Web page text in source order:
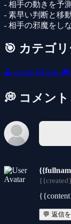
- 相手の動きを予
- 素早い判断と移
- 相手の邪魔をし
🎯 カテゴリ
🕹️ arcade 🧸 kids 🎮
💭 コメント
💬 返信